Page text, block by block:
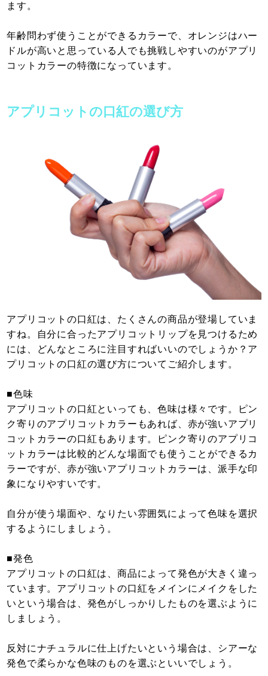
ます。
年齢問わず使うことができるカラーで、オレンジはハー
ドルが高いと思っている人でも挑戦しやすいのがアプリ
コットカラーの特徴になっています。
アプリコットの口紅の選び方
アプリコットの口紅は、たくさんの商品が登場していま
すね。自分に合ったアプリコットリップを見つけるため
には、どんなところに注目すればいいのでしょうか？ア
プリコットの口紅の選び方についてご紹介します。
■色味
アプリコットの口紅といっても、色味は様々です。ピン
ク寄りのアプリコットカラーもあれば、赤が強いアプリ
コットカラーの口紅もあります。ピンク寄りのアプリコ
ットカラーは比較的どんな場面でも使うことができるカ
ラーですが、赤が強いアプリコットカラーは、派手な印
象になりやすいです。
自分が使う場面や、なりたい雰囲気によって色味を選択
するようにしましょう。
■発色
アプリコットの口紅は、商品によって発色が大きく違っ
ています。アプリコットの口紅をメインにメイクをした
いという場合は、発色がしっかりしたものを選ぶように
しましょう。
反対にナチュラルに仕上げたいという場合は、シアーな
発色で柔らかな色味のものを選ぶといいでしょう。